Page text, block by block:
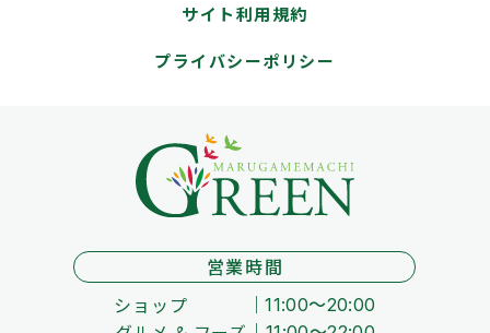
サイト利用規約
プライバシーポリシー
営業時間
ショップ
11:00～20:00